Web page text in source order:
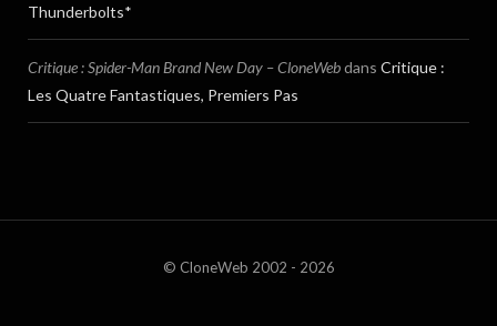
Thunderbolts*
Critique : Spider-Man Brand New Day – CloneWebdans Critique :
Les Quatre Fantastiques, Premiers Pas
© CloneWeb 2002 - 2026